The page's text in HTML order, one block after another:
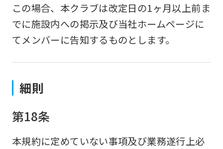
この場合、本クラブは改定日の1ヶ月以上前ま
でに施設内への掲示及び当社ホームページに
てメンバーに告知するものとします。
細則
第18条
本規約に定めていない事項及び業務遂行上必